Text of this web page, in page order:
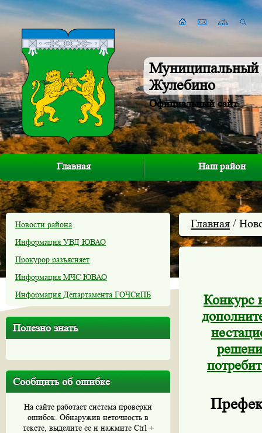
Муниципальный
Жулебино
Официальный сайт
Главная Наш район
Новости района
Информация УВД ЮВАО
Прокурор разъясняет
Информация МЧС ЮВАО
Информация Департамента ГОЧСиПБ
Полезно знать
Сообщить об ошибке
На сайте работает система проверки
ошибок. Обнаружив неточность в
тексте, выделите ее и нажмите Ctrl +
Главная /
Конкурс